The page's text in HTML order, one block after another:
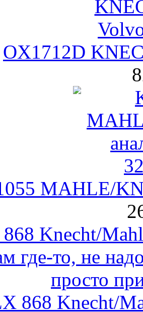
OX1712D
MAHLE/
868 Knecht/